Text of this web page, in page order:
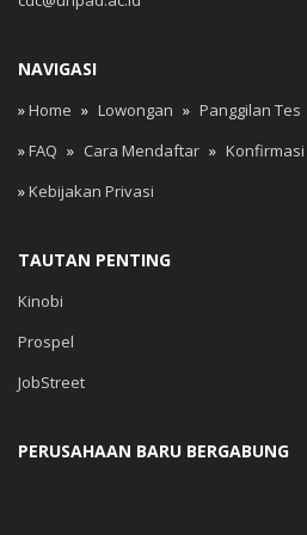
NAVIGASI
»Home » Lowongan » Panggilan Tes
»FAQ » Cara Mendaftar »
»Kebijakan Privasi
TAUTAN PENTING
Kinobi
Prospel
JobStreet
PERUSAHAAN BARU BERGABUNG